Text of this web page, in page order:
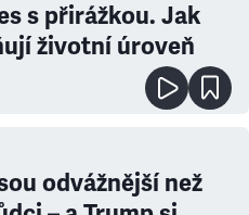
s přirážkou. Jak
životní úroveň
odvážnější než